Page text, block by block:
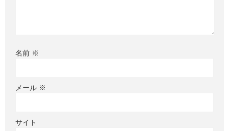
名前 ※
メール ※
サイト